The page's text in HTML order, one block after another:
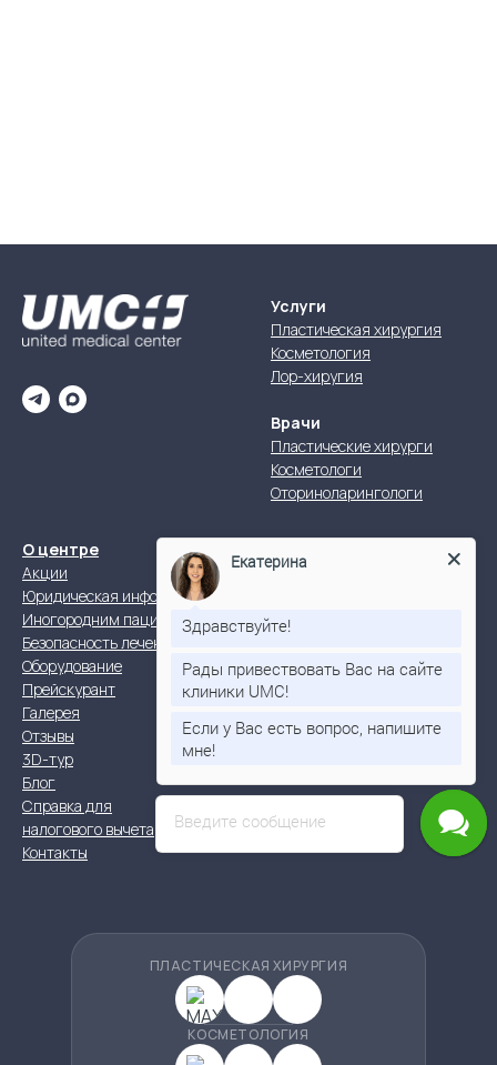
Услуги
Пластическая хирургия
Косметология
Лор-хиругия
Врачи
Пластические хирурги
Косметологи
Оториноларингологи
О центре
Акции
Юридическая информация
Иногородним пациентам
Безопасность лечения
Оборудование
Прейскурант
Галерея
Отзывы
3D-тур
Блог
Справка для
налогового вычета
Контакты
+7 (383) 305-
info@umc-clinic.com
г. Новосибирск, ул.
Крылова 49
Пн - Сб | 8:00 - 20:00
ПЛАСТИЧЕСКАЯ ХИРУРГИЯ
КОСМЕТОЛОГИЯ
Введите сообщение
Екатерина
Здравствуйте!
Рады привествовать Вас на сайте
клиники UMC!
Если у Вас есть вопрос, напишите
мне!